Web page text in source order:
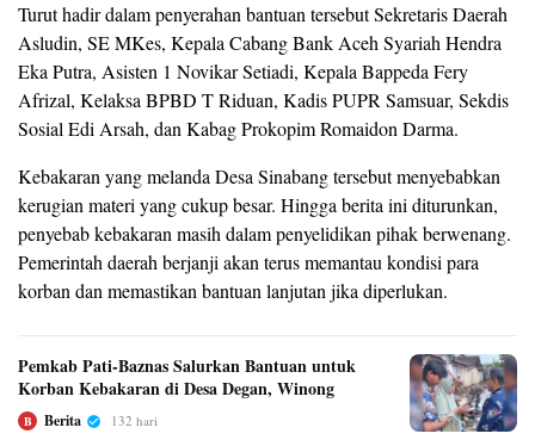
Turut hadir dalam penyerahan bantuan tersebut Sekretaris Daerah
Asludin, SE MKes, Kepala Cabang Bank Aceh Syariah Hendra
Eka Putra, Asisten 1 Novikar Setiadi, Kepala Bappeda Fery
Afrizal, Kelaksa BPBD T Riduan, Kadis PUPR Samsuar, Sekdis
Sosial Edi Arsah, dan Kabag Prokopim Romaidon Darma.
Kebakaran yang melanda Desa Sinabang tersebut menyebabkan
kerugian materi yang cukup besar. Hingga berita ini diturunkan,
penyebab kebakaran masih dalam penyelidikan pihak berwenang.
Pemerintah daerah berjanji akan terus memantau kondisi para
korban dan memastikan bantuan lanjutan jika diperlukan.
Pemkab Pati-Baznas Salurkan Bantuan untuk
Korban Kebakaran di Desa Degan, Winong
B Berita 132 hari